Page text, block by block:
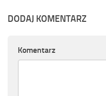
DODAJ KOMENTARZ
Komentarz